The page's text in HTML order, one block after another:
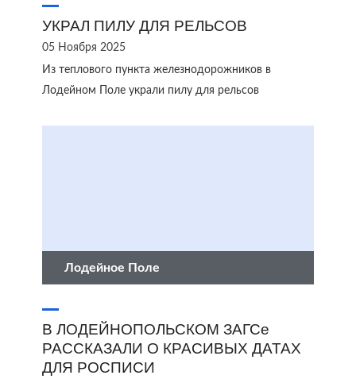
УКРАЛ ПИЛУ ДЛЯ РЕЛЬСОВ
05 Ноября 2025
Из теплового пункта железнодорожников в
Лодейном Поле украли пилу для рельсов
Лодейное Поле
В ЛОДЕЙНОПОЛЬСКОМ ЗАГСе
РАССКАЗАЛИ О КРАСИВЫХ ДАТАХ
ДЛЯ РОСПИСИ